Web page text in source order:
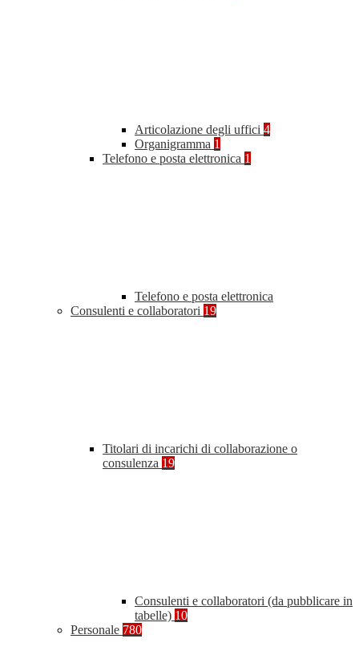
Articolazione degli uffici 4
Organigramma 1
Telefono e posta elettronica 1
Telefono e posta elettronica
Consulenti e collaboratori 19
Titolari di incarichi di collaborazione o
consulenza 19
Consulenti e collaboratori (da pubblicare in
tabelle) 10
Personale 780